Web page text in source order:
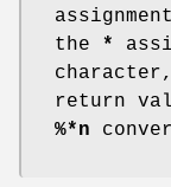
the *
return
%*n